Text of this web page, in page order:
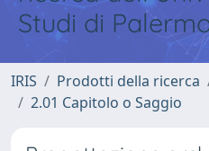
Studi di
IRIS Prodotti della ricerca
2.01 Capitolo o Saggio